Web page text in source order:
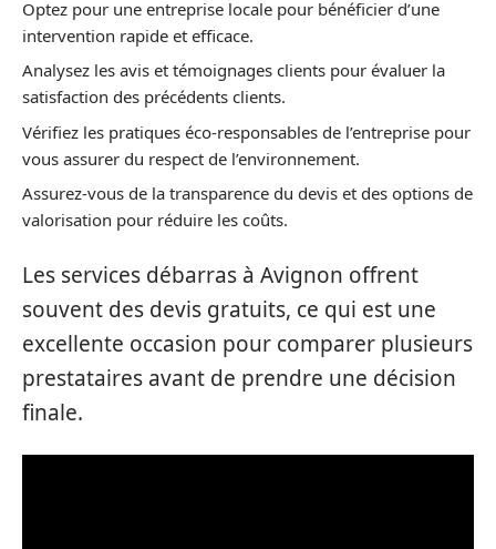
Optez pour une entreprise locale pour bénéficier d’une
intervention rapide et efficace.
Analysez les avis et témoignages clients pour évaluer la
satisfaction des précédents clients.
Vérifiez les pratiques éco-responsables de l’entreprise pour
vous assurer du respect de l’environnement.
Assurez-vous de la transparence du devis et des options de
valorisation pour réduire les coûts.
Les services débarras à Avignon offrent
souvent des devis gratuits, ce qui est une
excellente occasion pour comparer plusieurs
prestataires avant de prendre une décision
finale.